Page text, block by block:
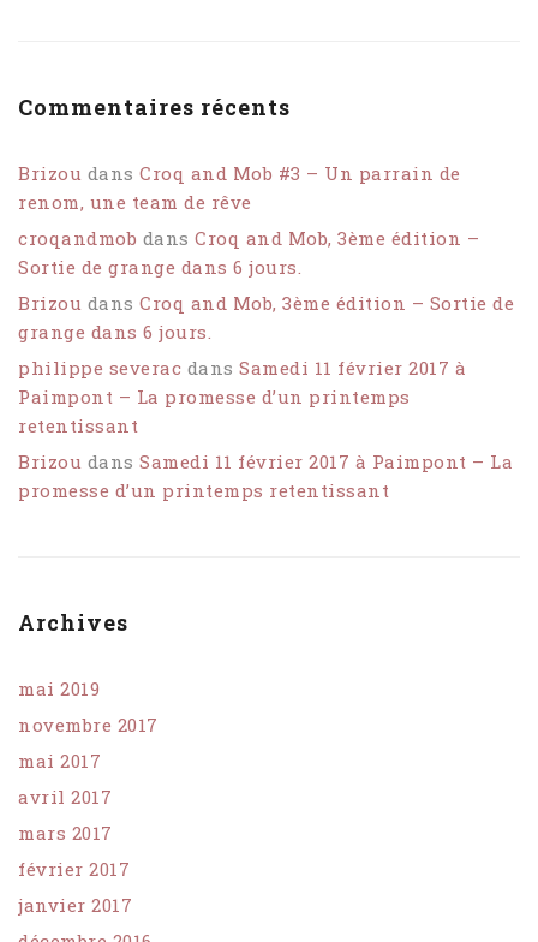
Commentaires récents
Brizou dans Croq and Mob #3 – Un parrain de
renom, une team de rêve
croqandmob dans Croq and Mob, 3ème édition –
Sortie de grange dans 6 jours.
Brizou dans Croq and Mob, 3ème édition – Sortie de
grange dans 6 jours.
philippe severac dans Samedi 11 février 2017 à
Paimpont – La promesse d’un printemps
retentissant
Brizou dans Samedi 11 février 2017 à Paimpont – La
promesse d’un printemps retentissant
Archives
mai 2019
novembre 2017
mai 2017
avril 2017
mars 2017
février 2017
janvier 2017